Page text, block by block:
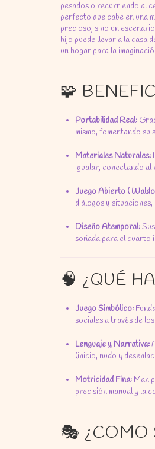
pesados o recurriendo al
perfecto que cabe en una
precioso, sino un
hijo puede llevar a la casa
un hogar para la
🧩
Portabilidad Real:
mismo, fomentando
Materiales Naturales:
igualar, conectando al
Juego Abierto (
diálogos y
Diseño Atemporal:
soñada para el cuarto
🧠 ¿QUÉ
Juego Simbólico:
sociales a través de
Lenguaje y Narrativa:
(inicio, nudo y
Motricidad Fina:
precisión manual y la
🎭 ¿COMO